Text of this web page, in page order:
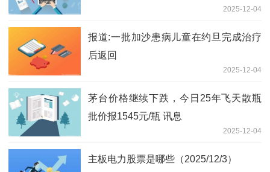
2025-12-04
报道:一批加沙患病儿童在约旦完成治疗
后返回
2025-12-04
茅台价格继续下跌，今日25年飞天散瓶
批价报1545元/瓶 讯息
2025-12-04
主板电力股票是哪些（2025/12/3）